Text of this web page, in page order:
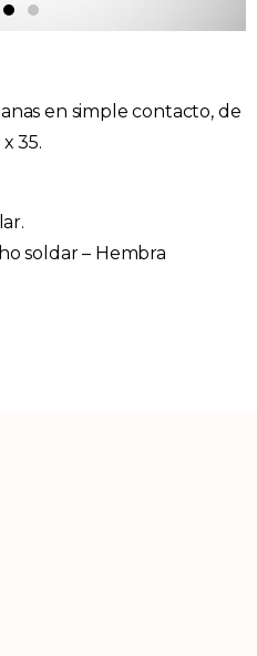
en simple contacto, de
35.
soldar – Hembra